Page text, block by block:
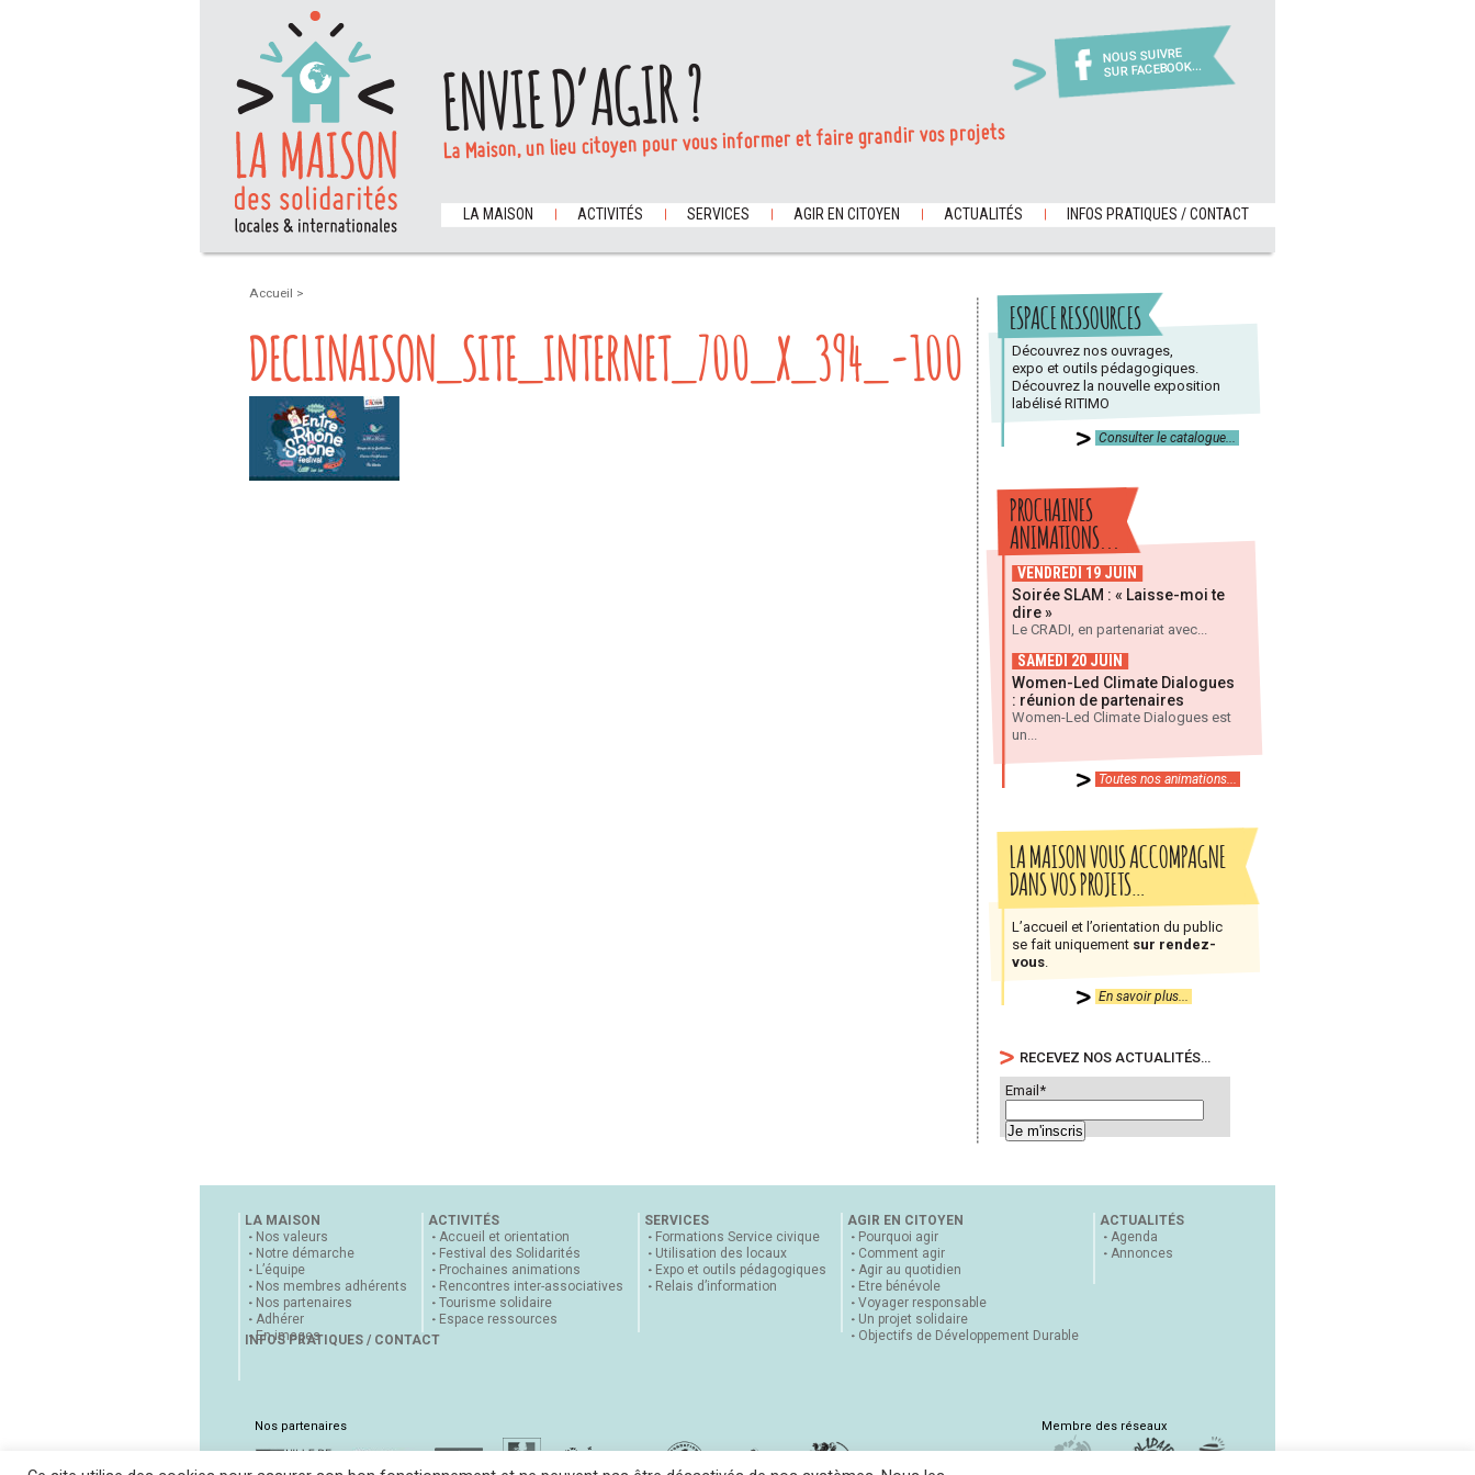
NOUS SUIVRE
SUR FACEBOOK...
ENVIE D’AGIR ?
La Maison, un lieu citoyen pour vous informer et faire grandir vos projets
LA MAISON ACTIVITÉS SERVICES AGIR EN CITOYEN ACTUALITÉS INFOS PRATIQUES / CONTACT
Accueil >
DECLINAISON_SITE_INTERNET_700_X_394_-100
ESPACE RESSOURCES
Découvrez nos ouvrages,
expo et outils pédagogiques.
Découvrez la nouvelle exposition
labélisé RITIMO
Consulter le catalogue...
PROCHAINES
ANIMATIONS...
VENDREDI 19 JUIN
Soirée SLAM : « Laisse-moi te
dire »
Le CRADI, en partenariat avec...
SAMEDI 20 JUIN
Women-Led Climate Dialogues
: réunion de partenaires
Women-Led Climate Dialogues est
un...
Toutes nos animations...
LA MAISON VOUS ACCOMPAGNE
DANS VOS PROJETS…
L’accueil et l’orientation du public
se fait uniquement sur rendez-
vous
En savoir plus...
RECEVEZ NOS ACTUALITÉS…
Email*
LA MAISON
Nos valeurs
Notre démarche
L’équipe
Nos membres adhérents
Nos partenaires
Adhérer
En images
ACTIVITÉS
Accueil et orientation
Festival des Solidarités
Prochaines animations
Rencontres inter-associatives
Tourisme solidaire
Espace ressources
SERVICES
Formations Service civique
Utilisation des locaux
Expo et outils pédagogiques
Relais d’information
AGIR EN CITOYEN
Pourquoi agir
Comment agir
Agir au quotidien
Etre bénévole
Voyager responsable
Un projet solidaire
Objectifs de Développement Durable
ACTUALITÉS
Agenda
Annonces
INFOS PRATIQUES / CONTACT
Nos partenaires Membre des réseaux